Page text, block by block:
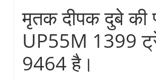
मृतक दीपक दुबे की
UP55M 1399
9464 है।